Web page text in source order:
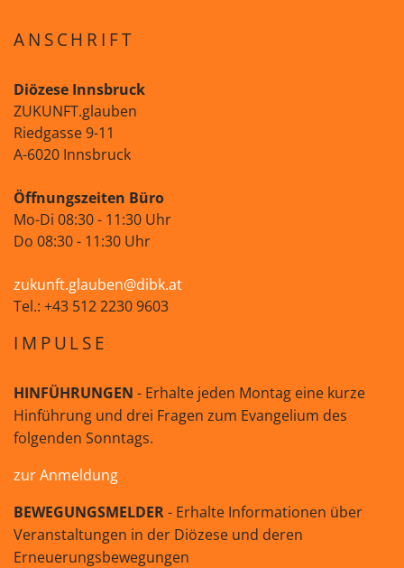
ANSCHRIFT
Diözese Innsbruck
ZUKUNFT.glauben
Riedgasse 9-11
A-6020 Innsbruck
Öffnungszeiten Büro
Mo-Di 08:30 - 11:30 Uhr
Do 08:30 - 11:30 Uhr
zukunft.glauben@dibk.at
Tel.: +43 512 2230 9603
IMPULSE
HINFÜHRUNGEN - Erhalte jeden Montag eine kurze
Hinführung und drei Fragen zum Evangelium des
folgenden Sonntags.
zur Anmeldung
BEWEGUNGSMELDER- Erhalte Informationen über
Veranstaltungen in der Diözese und deren
Erneuerungsbewegungen